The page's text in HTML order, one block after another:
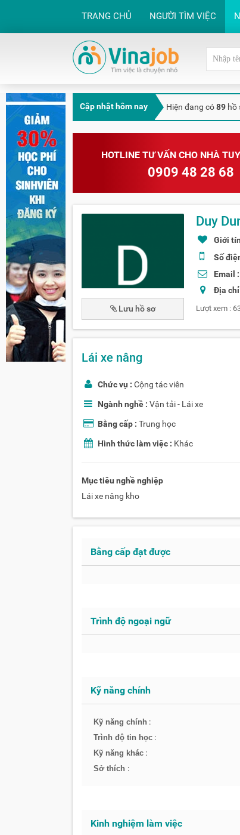
TRANG CHỦ NGƯỜI TÌM VIỆC
Cập nhật hôm nay Hiện đang có89 hồ
HOTLINE TƯ VẤN CHO NHÀ
0909 48 28 68
Duy
Giới
Số
Email
Địa
Lượt xem :
Lái xe nâng
Chức vụ :Cộng tác viên
Ngành nghề :Vận tải - Lái xe
Bằng cấp :Trung học
Hình thức làm việc : Khác
Mục tiêu nghề nghiệp
Lái xe nâng kho
Bằng cấp đạt được
Trình độ ngoại ngữ
Kỹ năng chính
Kỹ năng chính :
Trình độ tin học :
Kỹ năng khác :
Sở thích :
Kinh nghiệm làm việc